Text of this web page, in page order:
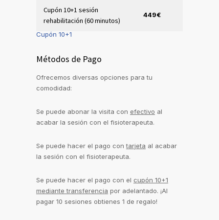
Cupón 10+1 sesión
rehabilitación (60 minutos)
449€
Cupón 10+1
Métodos de Pago
Ofrecemos diversas opciones para tu
comodidad:
Se puede abonar la visita con efectivo al
acabar la sesión con el fisioterapeuta.
Se puede hacer el pago contarjeta al acabar
la sesión con el fisioterapeuta.
Se puede hacer el pago con el cupón 10+1
mediante transferencia por adelantado. ¡Al
pagar 10 sesiones obtienes 1 de regalo!